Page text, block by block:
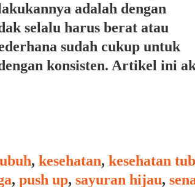
adalah dengan
selalu harus berat atau
sudah cukup untuk
konsisten. Artikel ini
, kesehatan, kesehatan
, push up, sayuran hijau,